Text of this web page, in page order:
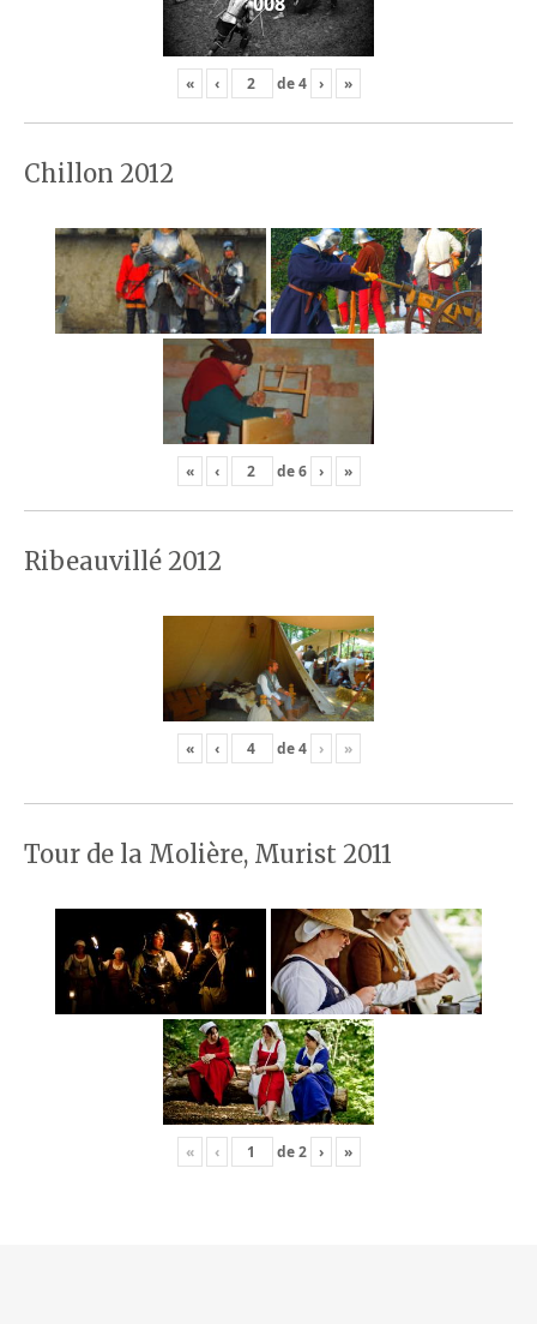
« ‹ de4 › »
Chillon 2012
« ‹ de6 › »
Ribeauvillé 2012
« ‹ de4 › »
Tour de la Molière, Murist 2011
« ‹ de2 › »